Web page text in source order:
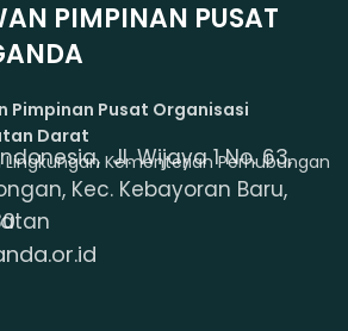
PIMPINAN PUSAT
Pimpinan Pusat Organisasi
Darat
Kementerian Perhubungan
Jl. Wijaya 1 No. 63,
Kec. Kebayoran Baru,